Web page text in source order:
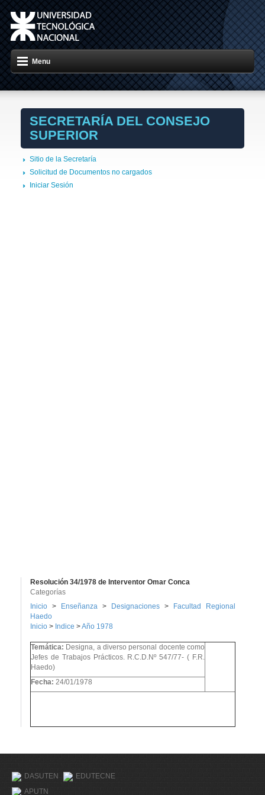
Menu
SECRETARÍA DEL CONSEJO
SUPERIOR
Sitio de la Secretaría
Solicitud de Documentos no cargados
Iniciar Sesión
Resolución 34/1978 de Interventor Omar Conca
Categorías
Inicio > Enseñanza > Designaciones >
Facultad Regional
Haedo
Inicio > Indice >Año 1978
Temática: Designa, a diverso personal docente como
Jefes de Trabajos Prácticos. R.C.D.Nº 547/77- ( F.R.
Haedo)
Fecha: 24/01/1978
DASUTEN
EDUTECNE
APUTN